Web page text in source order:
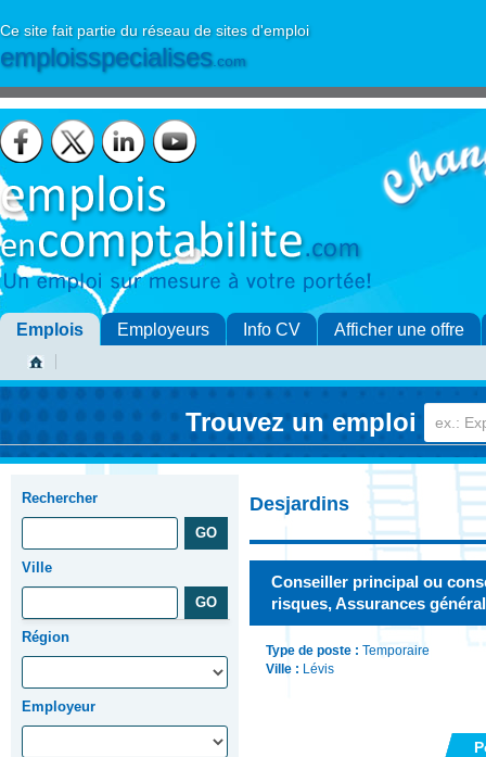
Ce site fait partie du réseau de sites d'emploi
emploisspecialises.com
Emplois Employeurs Info CV Afficher une offre
Trouvez un emploi
Rechercher
Ville
Région
Employeur
Desjardins
Conseiller principal ou
risques, Assurances
Type de poste : Temporaire
Ville : Lévis